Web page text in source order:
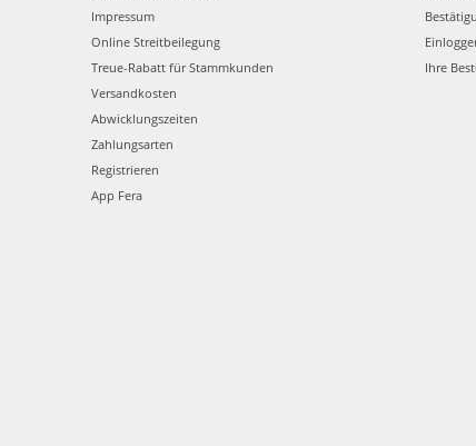
Impressum
Online Streitbeilegung
Treue-Rabatt für Stammkunden
Versandkosten
Abwicklungszeiten
Zahlungsarten
Registrieren
App Fera
Ihre